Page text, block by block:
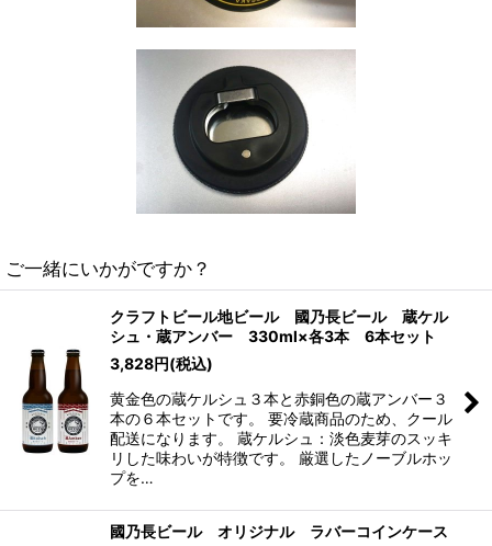
ご一緒にいかがですか？
クラフトビール地ビール 國乃長ビール 蔵ケル
シュ・蔵アンバー 330ml×各3本 6本セット
3,828円(税込)
黄金色の蔵ケルシュ３本と赤銅色の蔵アンバー３
本の６本セットです。 要冷蔵商品のため、クール
配送になります。 蔵ケルシュ：淡色麦芽のスッキ
リした味わいが特徴です。 厳選したノーブルホッ
プを…
國乃長ビール オリジナル ラバーコインケース